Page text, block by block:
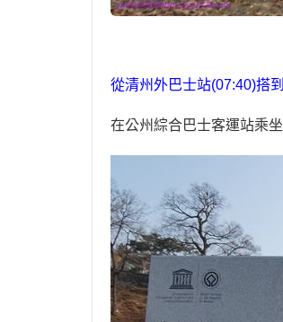
從清州外巴士站(07:40)搭到
在公州綜合巴士客運站乘坐